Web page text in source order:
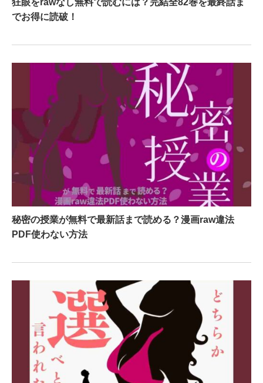
狂眼をrawなし無料で読むには？完結全82巻を最終話ま
でお得に読破！
秘密の授業が無料で最新話まで読める？漫画raw違法
PDF使わない方法